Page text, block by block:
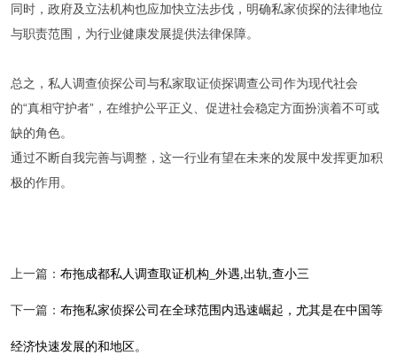
同时，政府及立法机构也应加快立法步伐，明确私家侦探的法律地位
与职责范围，为行业健康发展提供法律保障。
总之，私人调查侦探公司与私家取证侦探调查公司作为现代社会
的“真相守护者”，在维护公平正义、促进社会稳定方面扮演着不可或
缺的角色。
通过不断自我完善与调整，这一行业有望在未来的发展中发挥更加积
极的作用。
上一篇： 布拖成都私人调查取证机构_外遇,出轨,查小三
下一篇： 布拖私家侦探公司在全球范围内迅速崛起，尤其是在中国等
经济快速发展的和地区。